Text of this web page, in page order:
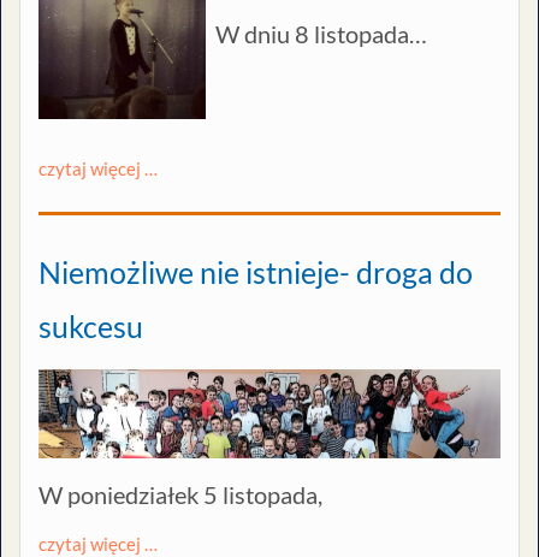
W dniu 8 listopada…
czytaj więcej …
Niemożliwe nie istnieje- droga do
sukcesu
W poniedziałek 5 listopada,
czytaj więcej …